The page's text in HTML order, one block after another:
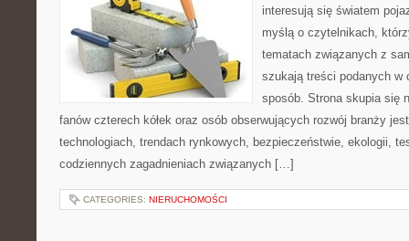
interesują się światem
myślą o czytelnikach,
tematach związanych z
szukają treści podanych w
sposób. Strona skupia się
fanów czterech kółek oraz osób obserwujących rozwój branży
technologiach, trendach rynkowych, bezpieczeństwie, ekologii,
codziennych zagadnieniach związanych […]
CATEGORIES: NIERUCHOMOŚCI